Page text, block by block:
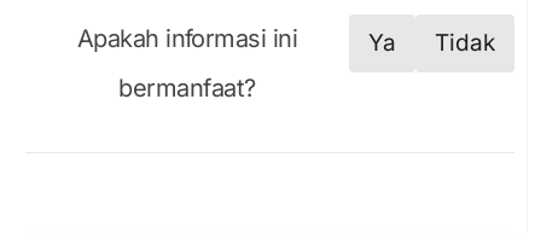
Apakah informasi ini
bermanfaat?
Ya Tidak